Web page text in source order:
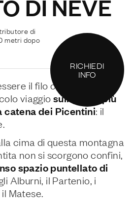
DI NEVE
di
metri dopo
RICHIEDI
INFO
il filo conduttore di
viaggiosulla cima più
catena dei Picentini: il
cima di questa montagna
non si scorgono confini,
spazio puntellato di
Alburni, il Partenio, i
Matese.